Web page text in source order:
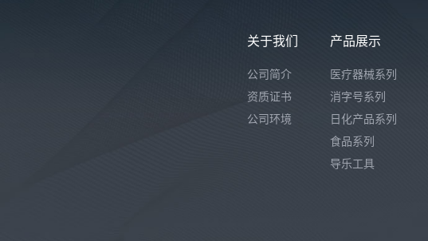
关于我们
公司简介
资质证书
公司环境
产品展示
医疗器械系列
消字号系列
日化产品系列
食品系列
导乐工具